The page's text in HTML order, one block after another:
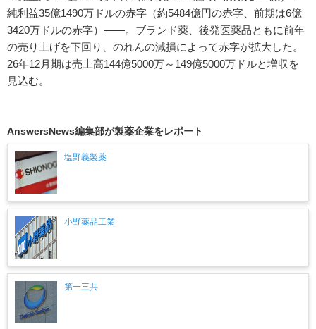
純利益35億1490万ドルの赤字（約5484億円の赤字、前期は6億
3420万ドルの赤字）――。ブランド薬、後発医薬品ともに前年
の売り上げを下回り、のれんの減損によって赤字が拡大した。
26年12月期は売上高144億5000万～149億5000万ドルと増収を
見込む。
AnswersNews編集部が製薬企業をレポート
塩野義製薬
小野薬品工業
第一三共